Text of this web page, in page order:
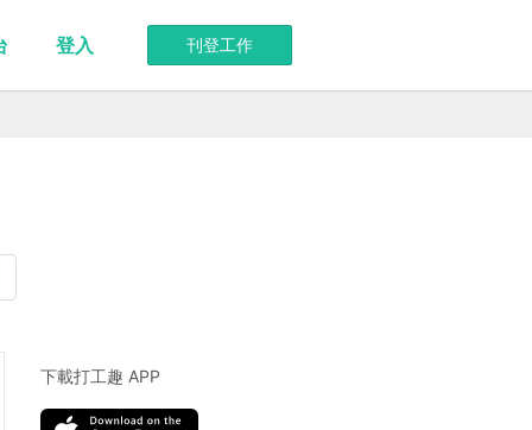
刊登工作
登入
下載打工趣 APP